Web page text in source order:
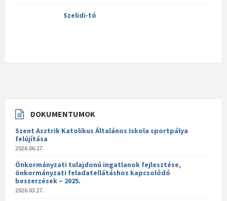
Szelidi-tó
DOKUMENTUMOK
Szent Asztrik Katolikus Általános Iskola sportpálya
felújítása
2026.06.17.
Önkormányzati tulajdonú ingatlanok fejlesztése,
önkormányzati feladatellátáshoz kapcsolódó
beszerzések – 2025.
2026.03.27.